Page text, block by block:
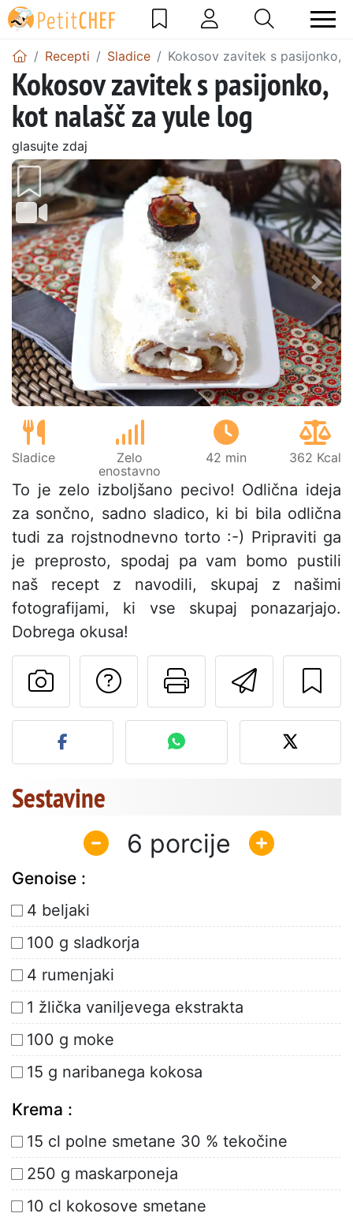
Recepti Sladice Kokosov zavitek s pasijonko,
Kokosov zavitek s pasijonko,
kot nalašč za yule log
glasujte zdaj
Prejšnji
Sladice
Zelo
enostavno
42 min 362 Kcal
To je zelo izboljšano pecivo! Odlična ideja
za sončno, sadno sladico, ki bi bila odlična
tudi za rojstnodnevno torto :-) Pripraviti ga
je preprosto, spodaj pa vam bomo pustili
naš recept z navodili, skupaj z našimi
fotografijami, ki vse skupaj ponazarjajo.
Dobrega okusa!
Pošlji
Natisni to
Postavite
Objavite svojo fotografijo
Sestavine
6
Genoise :
4 beljaki
100 g sladkorja
4 rumenjaki
1 žlička vaniljevega ekstrakta
100 g moke
15 g naribanega kokosa
Krema :
15 cl polne smetane 30 % tekočine
250 g maskarponeja
10 cl kokosove smetane